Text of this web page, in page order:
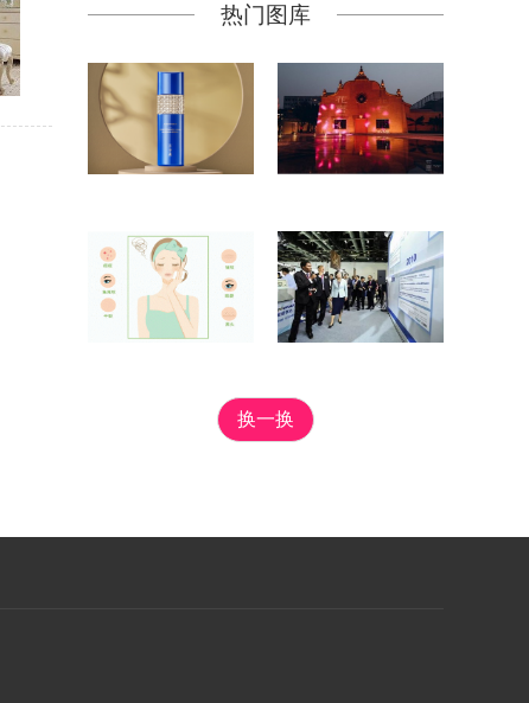
热门图库
换一换